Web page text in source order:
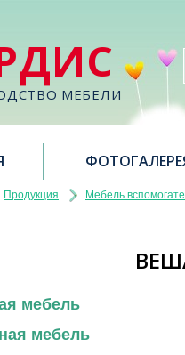
МЕБЕЛИ
Продукция Мебель
мебель
мебель